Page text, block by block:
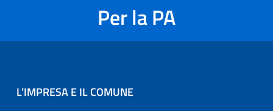
Per la PA
L’IMPRESA E IL COMUNE